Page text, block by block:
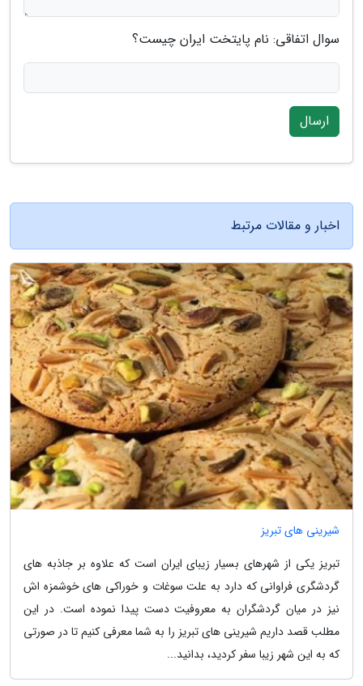
سوال اتفاقی: نام پایتخت ایران چیست؟
ارسال
اخبار و مقالات مرتبط
شیرینی های تبریز
تبریز یکی از شهرهای بسیار زیبای ایران است که علاوه بر جاذبه های
گردشگری فراوانی که دارد به علت سوغات و خوراکی های خوشمزه اش
نیز در میان گردشگران به معروفیت دست پیدا نموده است. در این
مطلب قصد داریم شیرینی های تبریز را به شما معرفی کنیم تا در صورتی
که به این شهر زیبا سفر کردید، بدانید...